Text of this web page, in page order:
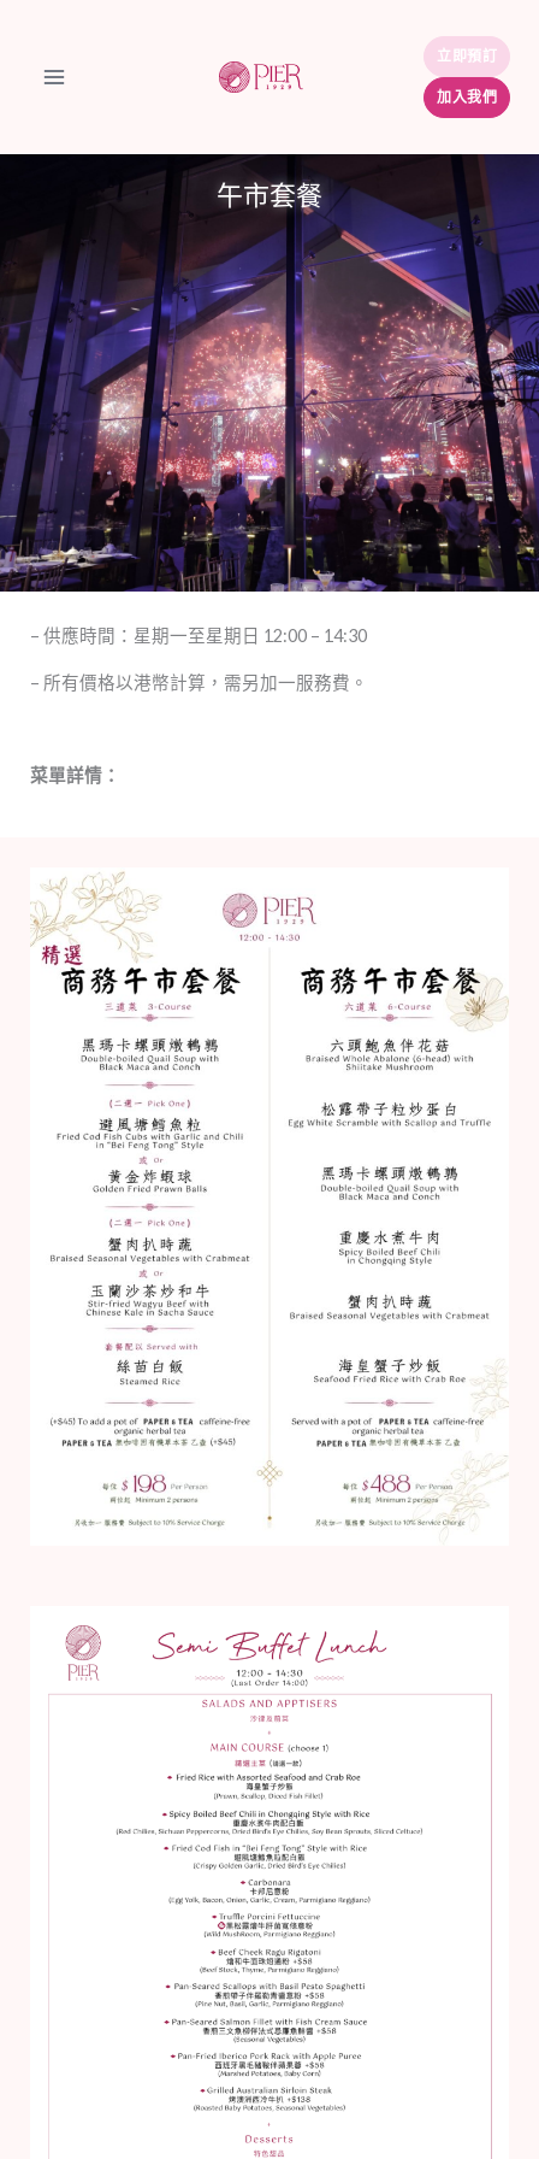
content
立即預訂
立即預訂
加入我們
加入我們
午市套餐
– 供應時間：星期一至星期日 12:00 – 14:30
– 所有價格以港幣計算，需另加一服務費。
菜單詳情：